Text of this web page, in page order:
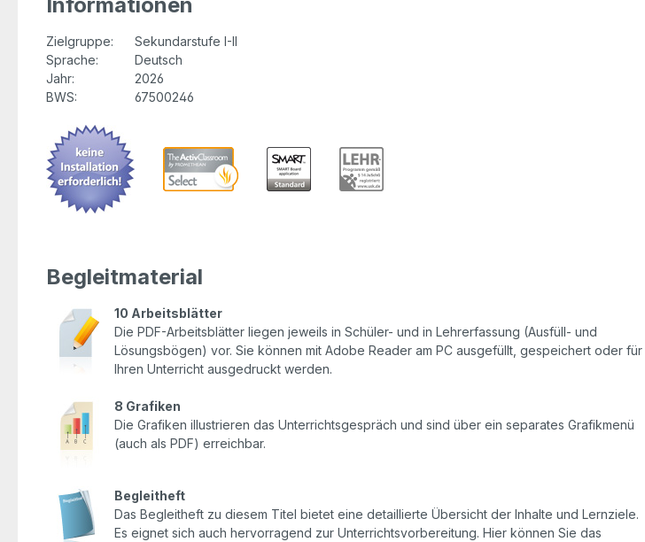
Zielgruppe:
Sekundarstufe I-II
Sprache:
Deutsch
Jahr:
2026
BWS:
67500246
Begleitmaterial
10 Arbeitsblätter
Die PDF-Arbeitsblätter liegen jeweils in Schüler- und in Lehrerfassung (Ausfüll- und
Lösungsbögen) vor. Sie können mit Adobe Reader am PC ausgefüllt, gespeichert oder für
Ihren Unterricht ausgedruckt werden.
8 Grafiken
Die Grafiken illustrieren das Unterrichtsgespräch und sind über ein separates Grafikmenü
(auch als PDF) erreichbar.
Begleitheft
Das Begleitheft zu diesem Titel bietet eine detaillierte Übersicht der Inhalte und Lernziele.
Es eignet sich auch hervorragend zur Unterrichtsvorbereitung. Hier können Sie das